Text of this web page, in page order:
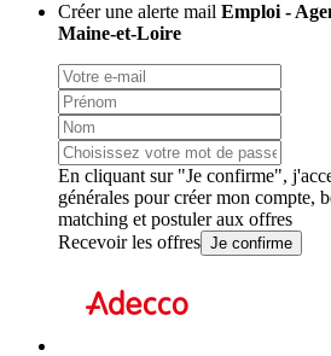
Créer une alerte mail Emploi -
Maine-et-Loire
En cliquant sur "Je confirme",
générales pour créer mon compte,
matching et postuler aux offres
Recevoir les offres Je confirme